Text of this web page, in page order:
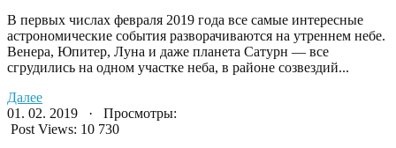
В первых числах февраля 2019 года все самые интересные
астрономические события разворачиваются на утреннем небе.
Венера, Юпитер, Луна и даже планета Сатурн — все
сгрудились на одном участке неба, в районе созвездий...
Далее
01. 02. 2019 · Просмотры:
Post Views: 10 730